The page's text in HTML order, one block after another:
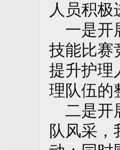
人员积极
一是开
技能比赛
提升护理
理队伍的
二是开
队风采，